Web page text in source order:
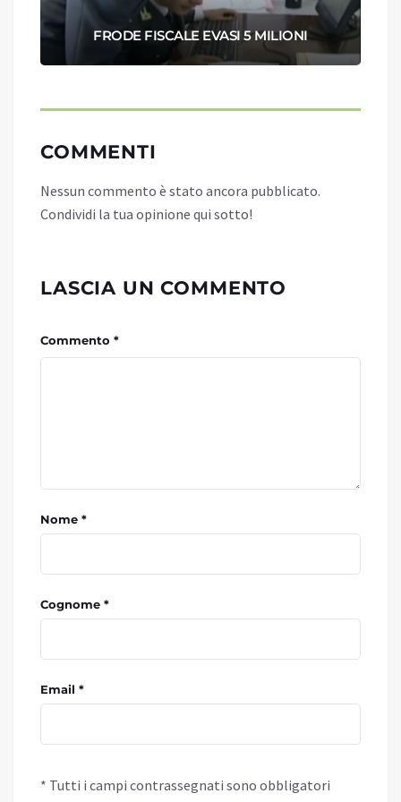
FRODE FISCALE EVASI 5 MILIONI
COMMENTI
Nessun commento è stato ancora pubblicato.
Condividi la tua opinione qui sotto!
LASCIA UN COMMENTO
Commento *
Nome *
Cognome *
Email *
* Tutti i campi contrassegnati sono obbligatori